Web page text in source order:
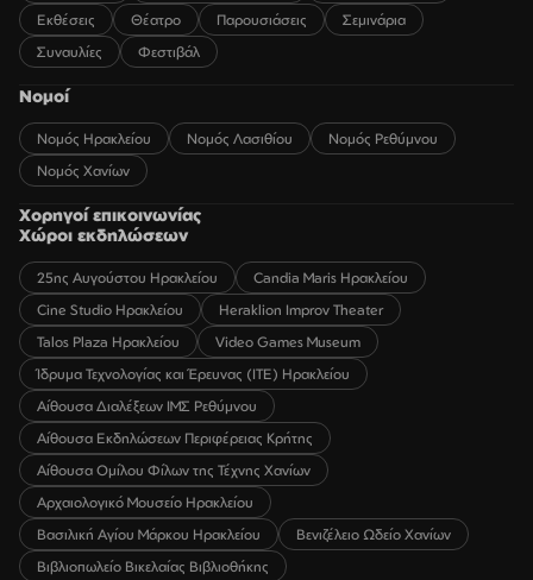
Εκθέσεις
Θέατρο Παρουσιάσεις
Σεμινάρια
Συναυλίες
Φεστιβάλ
Νομοί
Νομός Ηρακλείου Νομός Λασιθίου
Νομός Ρεθύμνου
Νομός Χανίων
Χορηγοί επικοινωνίας
Χώροι εκδηλώσεων
25ης Αυγούστου Ηρακλείου
Candia Maris Ηρακλείου
Cine Studio Ηρακλείου
Heraklion Improv Theater
Talos Plaza Ηρακλείου
Video Games Museum
Ίδρυμα Τεχνολογίας και Έρευνας (ΙΤΕ) Ηρακλείου
Αίθουσα Διαλέξεων ΙΜΣ Ρεθύμνου
Αίθουσα Εκδηλώσεων Περιφέρειας Κρήτης
Αίθουσα Ομίλου Φίλων της Τέχνης Χανίων
Αρχαιολογικό Μουσείο Ηρακλείου
Βασιλική Αγίου Μάρκου Ηρακλείου
Βενιζέλειο Ωδείο Χανίων
Βιβλιοπωλείο Βικελαίας Βιβλιοθήκης